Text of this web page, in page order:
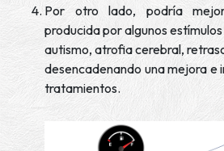
Por otro lado, podría
producida por algunos
autismo, atrofia cerebral,
desencadenando una mejora e
tratamientos.